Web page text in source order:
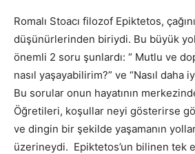
Romalı Stoacı filozof Epiktetos,
düşünürlerinden biriydi. Bu büyük
önemli 2 soru şunlardı: “ Mutlu ve
nasıl yaşayabilirim?” ve “Nasıl daha
Bu sorular onun hayatının
Öğretileri, koşullar neyi gösterirse
ve dingin bir şekilde yaşamanın
üzerineydi. Epiktetos’un bilinen tek